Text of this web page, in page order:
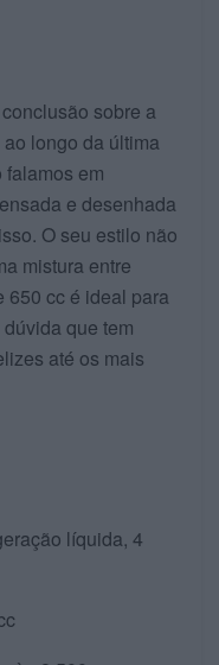
sobre a
longo da última
em
e desenhada
O seu estilo não
mistura entre
650 cc é ideal para
que tem
até os mais
líquida, 4